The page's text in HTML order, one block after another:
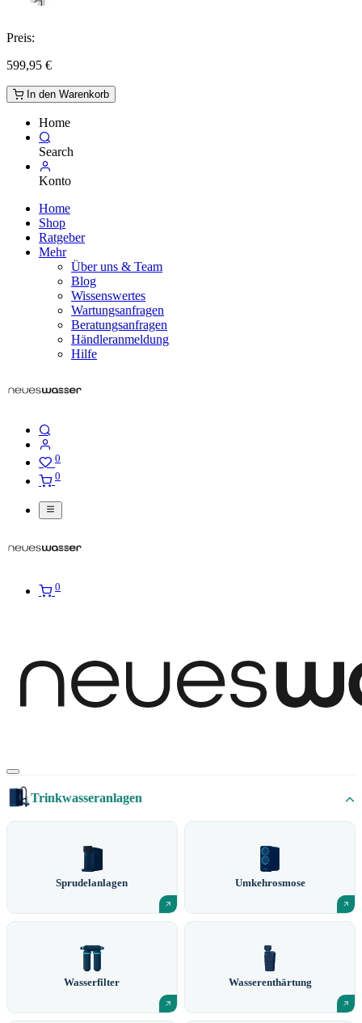
Preis:
599,95 €
In den Warenkorb
Home
Search
Konto
Home
Shop
Ratgeber
Mehr
Über uns & Team
Blog
Wissenswertes
Wartungsanfragen
Beratungsanfragen
Händleranmeldung
Hilfe
0
0
0
Trinkwasseranlagen
Sprudelanlagen Umkehrosmose
Wasserfilter Wasserenthärtung